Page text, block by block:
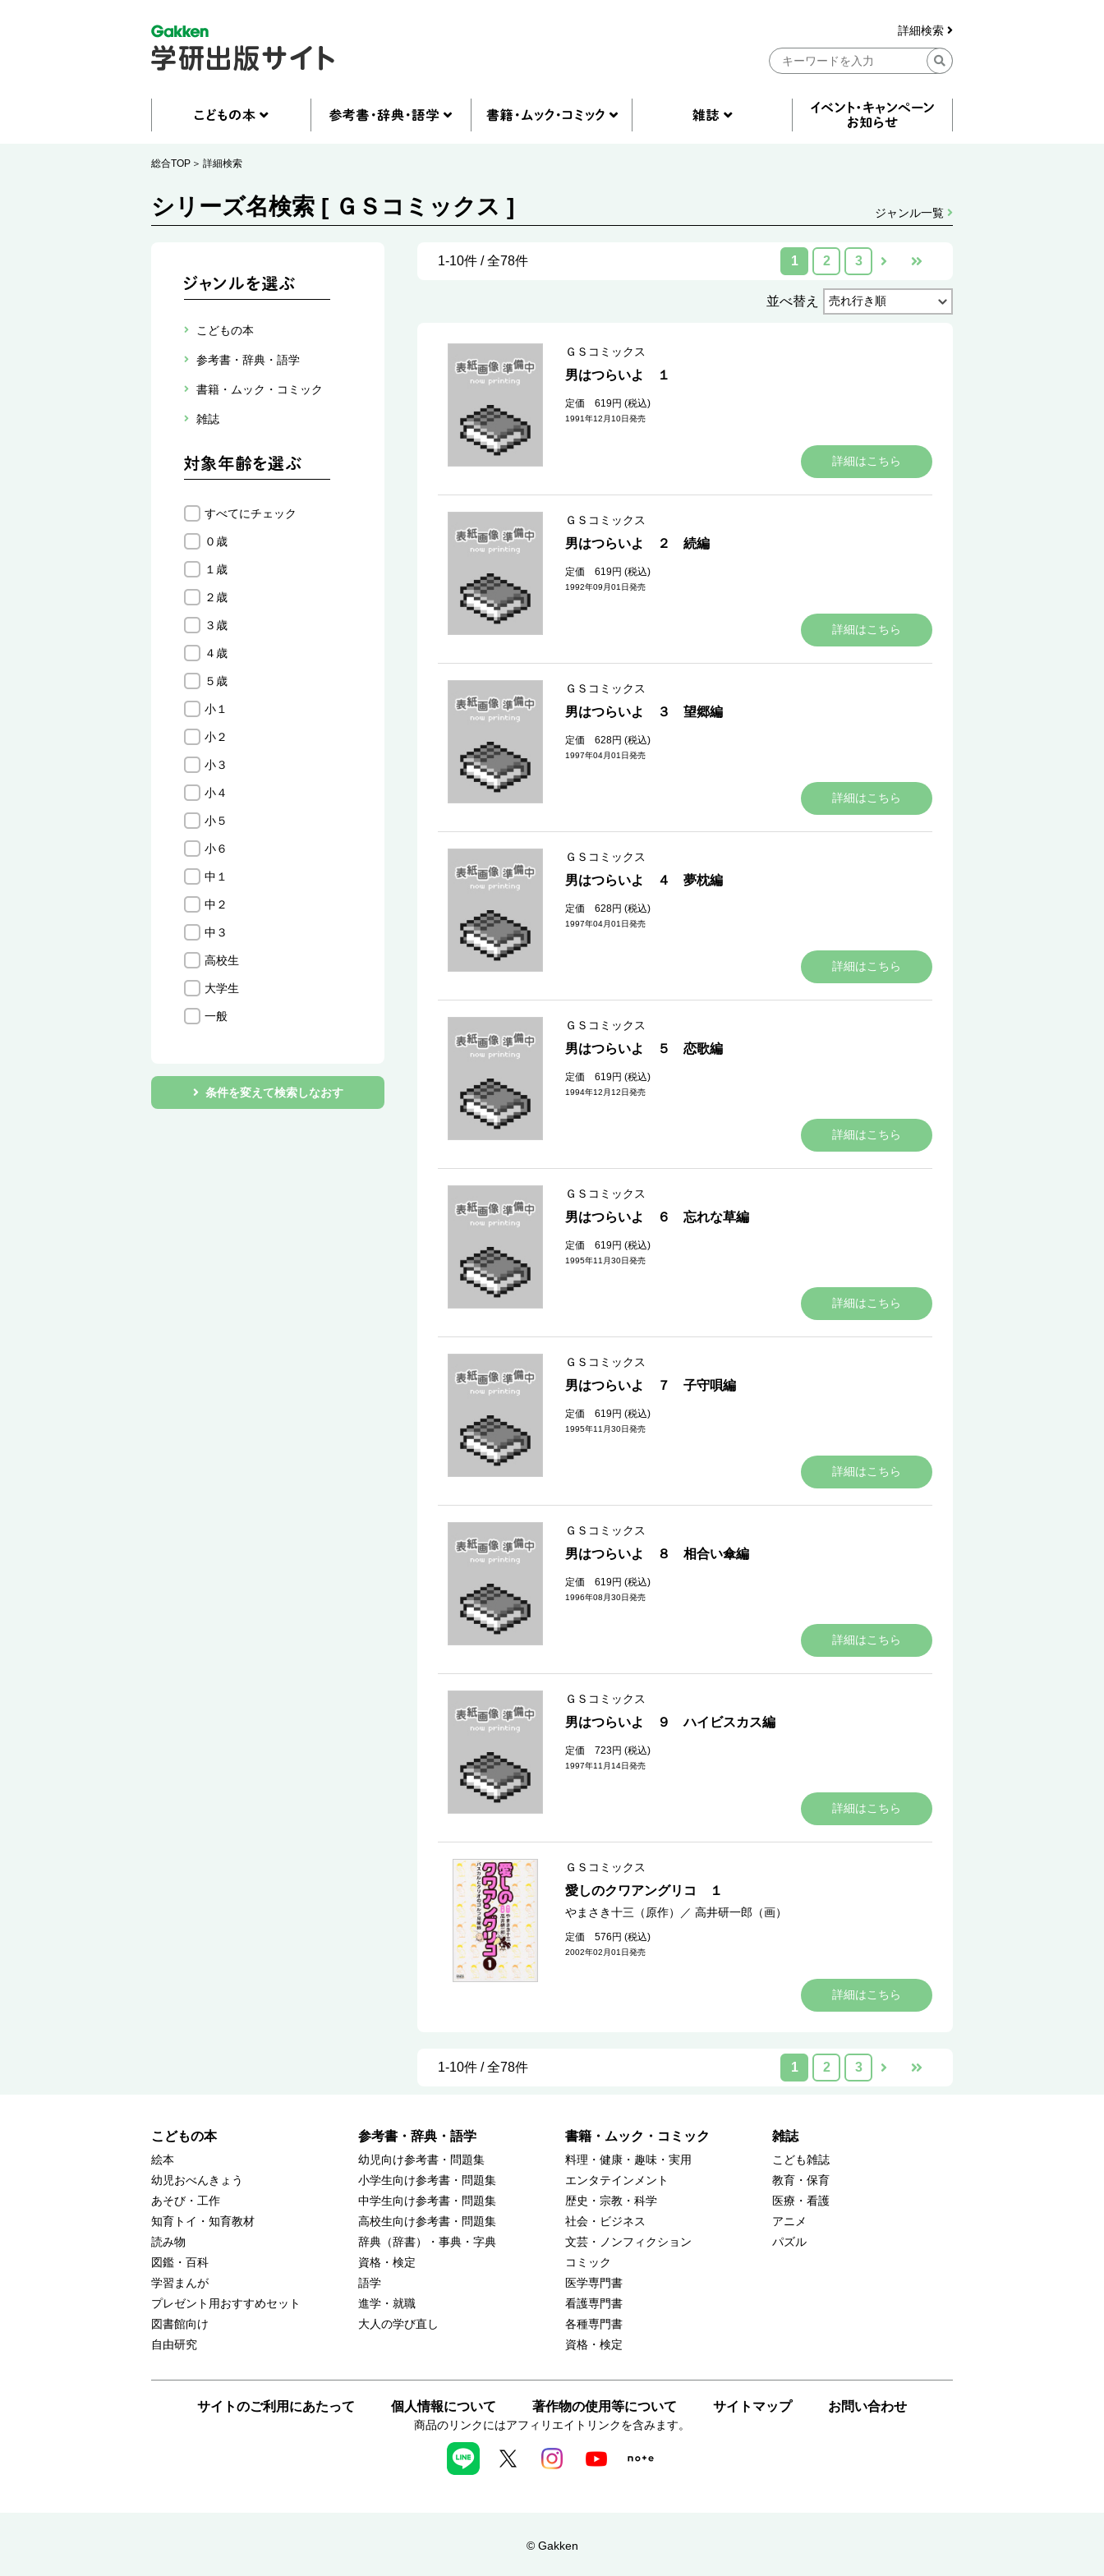
詳細検索
総合TOP 詳細検索
シリーズ名検索 [ ＧＳコミックス ] ジャンル一覧
こどもの本
参考書・辞典・語学
書籍・ムック・コミック
雑誌
すべてにチェック
０歳
１歳
２歳
３歳
４歳
５歳
小１
小２
小３
小４
小５
小６
中１
中２
中３
高校生
大学生
一般
条件を変えて検索しなおす
1-10件 / 全78件 1 2 3
並べ替え
ＧＳコミックス
男はつらいよ １
定価 619円 (税込)
1991年12月10日発売
詳細はこちら
ＧＳコミックス
男はつらいよ ２ 続編
定価 619円 (税込)
1992年09月01日発売
詳細はこちら
ＧＳコミックス
男はつらいよ ３ 望郷編
定価 628円 (税込)
1997年04月01日発売
詳細はこちら
ＧＳコミックス
男はつらいよ ４ 夢枕編
定価 628円 (税込)
1997年04月01日発売
詳細はこちら
ＧＳコミックス
男はつらいよ ５ 恋歌編
定価 619円 (税込)
1994年12月12日発売
詳細はこちら
ＧＳコミックス
男はつらいよ ６ 忘れな草編
定価 619円 (税込)
1995年11月30日発売
詳細はこちら
ＧＳコミックス
男はつらいよ ７ 子守唄編
定価 619円 (税込)
1995年11月30日発売
詳細はこちら
ＧＳコミックス
男はつらいよ ８ 相合い傘編
定価 619円 (税込)
1996年08月30日発売
詳細はこちら
ＧＳコミックス
男はつらいよ ９ ハイビスカス編
定価 723円 (税込)
1997年11月14日発売
詳細はこちら
ＧＳコミックス
愛しのクワアングリコ １
やまさき十三（原作） ／ 高井研一郎（画）
定価 576円 (税込)
2002年02月01日発売
詳細はこちら
1-10件 / 全78件 1 2 3
こどもの本
絵本
幼児おべんきょう
あそび・工作
知育トイ・知育教材
読み物
図鑑・百科
学習まんが
プレゼント用おすすめセット
図書館向け
自由研究
参考書・辞典・語学
幼児向け参考書・問題集
小学生向け参考書・問題集
中学生向け参考書・問題集
高校生向け参考書・問題集
辞典（辞書）・事典・字典
資格・検定
語学
進学・就職
大人の学び直し
書籍・ムック・コミック
料理・健康・趣味・実用
エンタテインメント
歴史・宗教・科学
社会・ビジネス
文芸・ノンフィクション
コミック
医学専門書
看護専門書
各種専門書
資格・検定
雑誌
こども雑誌
教育・保育
医療・看護
アニメ
パズル
サイトのご利用にあたって 個人情報について 著作物の使用等について サイトマップ お問い合わせ
商品のリンクにはアフィリエイトリンクを含みます。
© Gakken